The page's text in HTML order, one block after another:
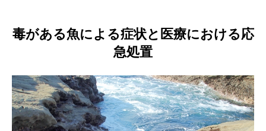
毒がある魚による症状と医療における応
急処置